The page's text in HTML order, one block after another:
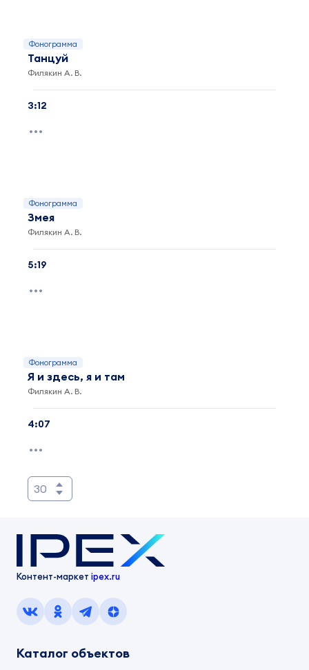
Фонограмма
Танцуй
Филякин А. В.
3:12
Фонограмма
Змея
Филякин А. В.
5:19
Фонограмма
Я и здесь, я и там
Филякин А. В.
4:07
30
Контент-маркет ipex.ru
Каталог объектов